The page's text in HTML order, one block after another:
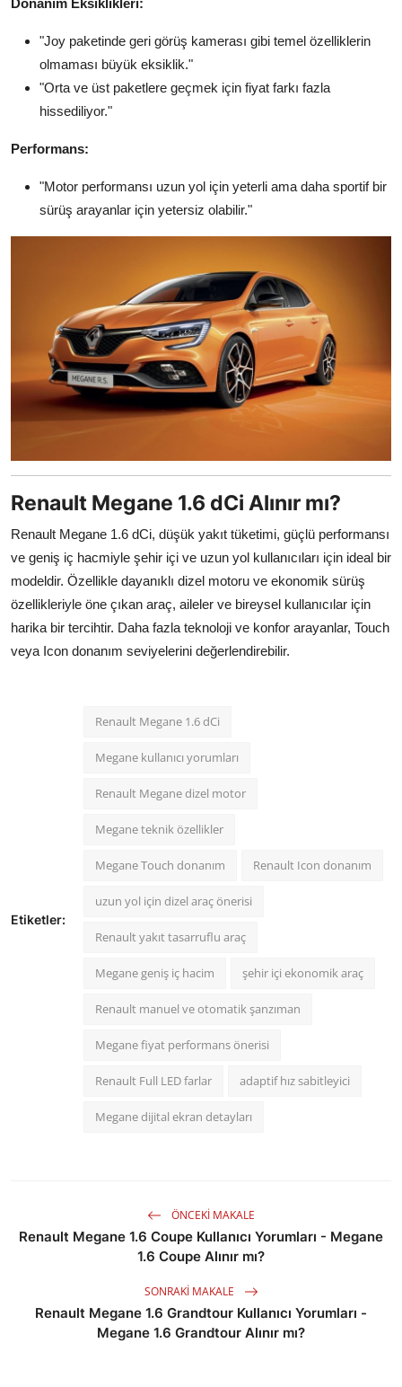
"Joy paketinde geri görüş kamerası gibi temel özelliklerin
olmaması büyük eksiklik."
"Orta ve üst paketlere geçmek için fiyat farkı fazla
hissediliyor."
Performans:
"Motor performansı uzun yol için yeterli ama daha sportif bir
sürüş arayanlar için yetersiz olabilir."
Renault Megane 1.6 dCi Alınır mı?
Renault Megane 1.6 dCi, düşük yakıt tüketimi, güçlü performansı
ve geniş iç hacmiyle şehir içi ve uzun yol kullanıcıları için ideal bir
modeldir. Özellikle dayanıklı dizel motoru ve ekonomik sürüş
özellikleriyle öne çıkan araç, aileler ve bireysel kullanıcılar için
harika bir tercihtir. Daha fazla teknoloji ve konfor arayanlar, Touch
veya Icon donanım seviyelerini değerlendirebilir.
Etiketler:
Renault Megane 1.6 dCi
Megane kullanıcı yorumları
Renault Megane dizel motor
Megane teknik özellikler
Megane Touch donanım Renault Icon donanım
uzun yol için dizel araç önerisi
Renault yakıt tasarruflu araç
Megane geniş iç hacim şehir içi ekonomik araç
Renault manuel ve otomatik şanzıman
Megane fiyat performans önerisi
Renault Full LED farlar adaptif hız sabitleyici
Megane dijital ekran detayları
ÖNCEKI MAKALE
Renault Megane 1.6 Coupe Kullanıcı Yorumları - Megane
1.6 Coupe Alınır mı?
SONRAKI MAKALE
Renault Megane 1.6 Grandtour Kullanıcı Yorumları -
Megane 1.6 Grandtour Alınır mı?